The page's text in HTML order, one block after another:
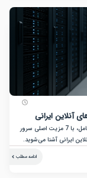
چیست و چه مزایایی دارد؟ در این راهنمای کامل، با 7 مزیت اصلی سرور
می‌شوید.